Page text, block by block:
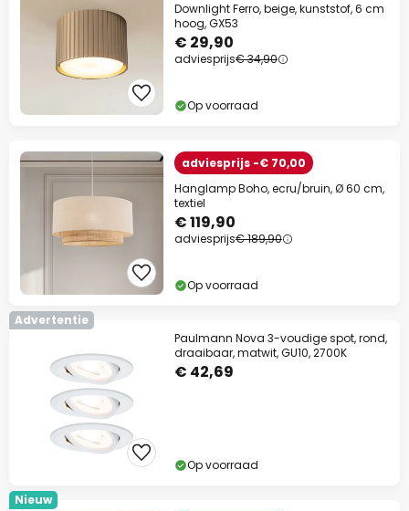
Downlight Ferro, beige, kunststof, 6 cm
hoog, GX53
€ 29,90
adviesprijs€ 34,90
Op voorraad
adviesprijs -€ 70,00
Hanglamp Boho, ecru/bruin, Ø 60 cm,
textiel
€ 119,90
adviesprijs€ 189,90
Op voorraad
Advertentie
Paulmann Nova 3-voudige spot, rond,
draaibaar, matwit, GU10, 2700K
€ 42,69
Op voorraad
Nieuw